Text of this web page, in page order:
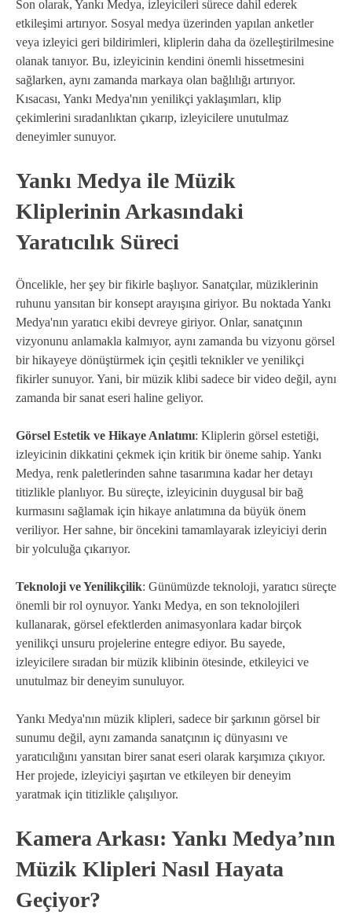
Son olarak, Yankı Medya, izleyicileri sürece dahil ederek
etkileşimi artırıyor. Sosyal medya üzerinden yapılan anketler
veya izleyici geri bildirimleri, kliplerin daha da özelleştirilmesine
olanak tanıyor. Bu, izleyicinin kendini önemli hissetmesini
sağlarken, aynı zamanda markaya olan bağlılığı artırıyor.
Kısacası, Yankı Medya'nın yenilikçi yaklaşımları, klip
çekimlerini sıradanlıktan çıkarıp, izleyicilere unutulmaz
deneyimler sunuyor.
Yankı Medya ile Müzik
Kliplerinin Arkasındaki
Yaratıcılık Süreci
Öncelikle, her şey bir fikirle başlıyor. Sanatçılar, müziklerinin
ruhunu yansıtan bir konsept arayışına giriyor. Bu noktada Yankı
Medya'nın yaratıcı ekibi devreye giriyor. Onlar, sanatçının
vizyonunu anlamakla kalmıyor, aynı zamanda bu vizyonu görsel
bir hikayeye dönüştürmek için çeşitli teknikler ve yenilikçi
fikirler sunuyor. Yani, bir müzik klibi sadece bir video değil, aynı
zamanda bir sanat eseri haline geliyor.
Görsel Estetik ve Hikaye Anlatımı: Kliplerin görsel estetiği,
izleyicinin dikkatini çekmek için kritik bir öneme sahip. Yankı
Medya, renk paletlerinden sahne tasarımına kadar her detayı
titizlikle planlıyor. Bu süreçte, izleyicinin duygusal bir bağ
kurmasını sağlamak için hikaye anlatımına da büyük önem
veriliyor. Her sahne, bir öncekini tamamlayarak izleyiciyi derin
bir yolculuğa çıkarıyor.
Teknoloji ve Yenilikçilik: Günümüzde teknoloji, yaratıcı süreçte
önemli bir rol oynuyor. Yankı Medya, en son teknolojileri
kullanarak, görsel efektlerden animasyonlara kadar birçok
yenilikçi unsuru projelerine entegre ediyor. Bu sayede,
izleyicilere sıradan bir müzik klibinin ötesinde, etkileyici ve
unutulmaz bir deneyim sunuluyor.
Yankı Medya'nın müzik klipleri, sadece bir şarkının görsel bir
sunumu değil, aynı zamanda sanatçının iç dünyasını ve
yaratıcılığını yansıtan birer sanat eseri olarak karşımıza çıkıyor.
Her projede, izleyiciyi şaşırtan ve etkileyen bir deneyim
yaratmak için titizlikle çalışılıyor.
Kamera Arkası: Yankı Medya’nın
Müzik Klipleri Nasıl Hayata
Geçiyor?